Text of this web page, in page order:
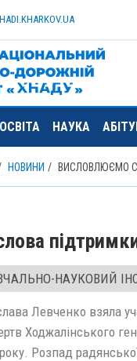
UA
ОСВІТА НАУКА
НОВИНИ ВИСЛОВЛЮЄМО
НАУКОВИЙ
Левченко взяла
Ходжалінського
Розпад